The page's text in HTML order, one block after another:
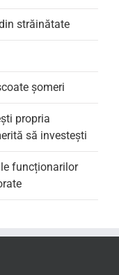
străinătate
şomeri
propria
să investești
funcționarilor